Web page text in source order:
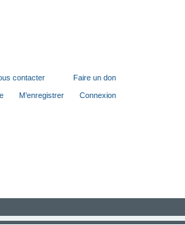
contacter Faire un don
M’enregistrer Connexion